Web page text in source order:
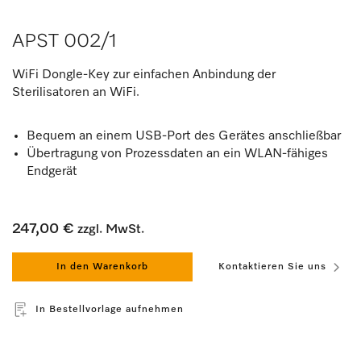
APST 002/1
WiFi Dongle-Key zur einfachen Anbindung der
Sterilisatoren an WiFi.
Bequem an einem USB-Port des Gerätes anschließbar
Übertragung von Prozessdaten an ein WLAN-fähiges
Endgerät
247,00 € zzgl. MwSt.
In den Warenkorb Kontaktieren Sie uns
In Bestellvorlage aufnehmen